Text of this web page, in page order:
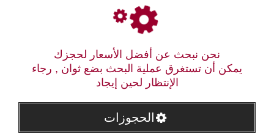
نحن نبحث عن أفضل الأسعار لحجزك
يمكن أن تستغرق عملية البحث بضع ثوان , رجاء
الإنتظار لحين إيجاد
الحجوزات